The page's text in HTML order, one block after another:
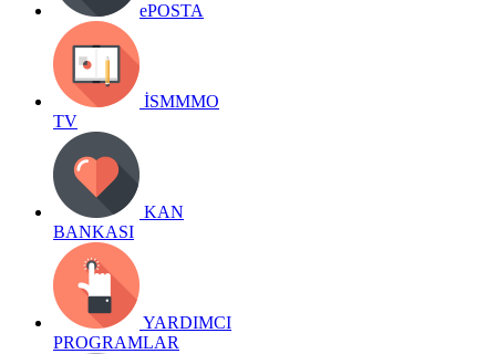
ePOSTA
İSMMMO
TV
KAN
BANKASI
YARDIMCI
PROGRAMLAR